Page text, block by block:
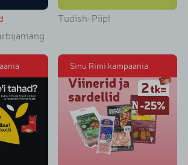
Tudish-Piip!
Sinu Rimi kampaania